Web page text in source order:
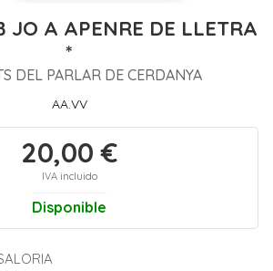
JO A APENRE DE LLETRA
*
DEL PARLAR DE CERDANYA
AA.VV
20,00 €
IVA incluido
Disponible